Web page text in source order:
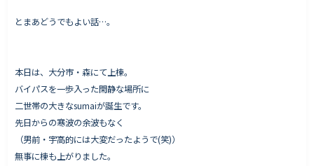
Works - 施工実績
完成案内
よくいただくご質問
お役立ちコラム
とまあどうでもよい話…。
本日は、大分市・森にて上棟。
バイパスを一歩入った閑静な場所に
二世帯の大きなsumaiが誕生です。
先日からの寒波の余波もなく
（男前・宇高的には大変だったようで(笑)）
無事に棟も上がりました。